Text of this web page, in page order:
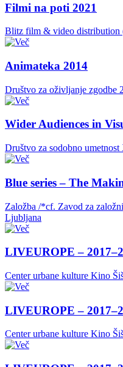
Filmi na poti 2021
Blitz film & video distribution
Animateka 2014
Društvo za oživljanje zgodbe
Wider Audiences in
Društvo za sodobno umetnost
Blue series – The
Založba /*cf. Zavod za
Ljubljana
LIVEUROPE –
Center urbane kulture Kino
LIVEUROPE –
Center urbane kulture Kino